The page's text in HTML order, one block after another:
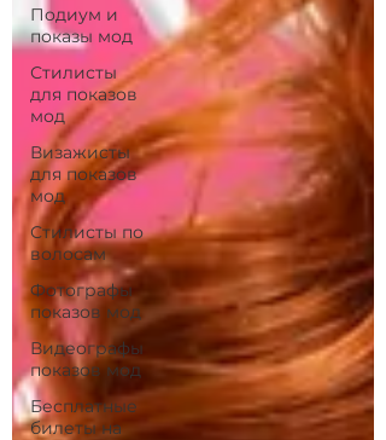
Подиум и
показы мод
Стилисты
для показов
мод
Визажисты
для показов
мод
Стилисты по
волосам
Фотографы
показов мод
Видеографы
показов мод
Бесплатные
билеты на